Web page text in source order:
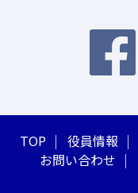
TOP 役員情報
お問い合わせ